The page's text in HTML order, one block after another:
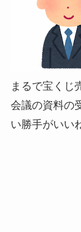
まるで宝くじ
会議の資料の
い勝手がいい